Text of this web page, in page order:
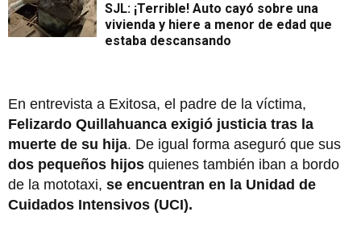
SJL: ¡Terrible! Auto cayó sobre una
vivienda y hiere a menor de edad que
estaba descansando
En entrevista a Exitosa, el padre de la víctima,
Felizardo Quillahuanca exigió justicia tras la
muerte de su hija. De igual forma aseguró que sus
dos pequeños hijos quienes también iban a bordo
de la mototaxi, se encuentran en la Unidad de
Cuidados Intensivos (UCI).